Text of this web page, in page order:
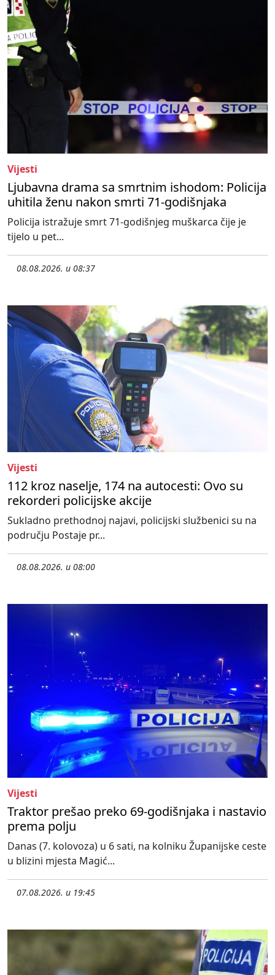
Vijesti
Ljubavna drama sa smrtnim ishodom: Policija
uhitila ženu nakon smrti 71-godišnjaka
Policija istražuje smrt 71-godišnjeg muškarca čije je
tijelo u pet...
08.08.2026. u 08:37
Vijesti
112 kroz naselje, 174 na autocesti: Ovo su
rekorderi policijske akcije
Sukladno prethodnoj najavi, policijski službenici su na
području Postaje pr...
08.08.2026. u 08:00
Vijesti
Traktor prešao preko 69-godišnjaka i nastavio
prema polju
Danas (7. kolovoza) u 6 sati, na kolniku Županijske ceste
u blizini mjesta Magić...
07.08.2026. u 19:45